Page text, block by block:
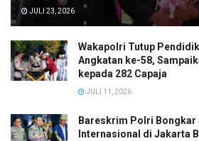
JULI 23, 2026
Wakapolri Tutup
Angkatan ke-58,
kepada 282 Capaja
JULI 11, 2026
Bareskrim Polri Bongkar
Internasional di Jakarta